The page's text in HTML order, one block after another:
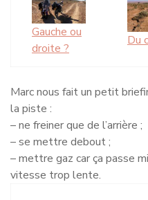
Gauche ou
droite ?
Du
Marc nous fait un petit
la piste :
– ne freiner que de l’arrière ;
– se mettre debout ;
– mettre gaz car ça passe
vitesse trop lente.